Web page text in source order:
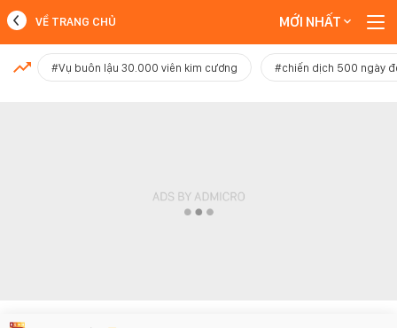
MỚI NHẤT
VỀ TRANG CHỦ MỚI NHẤT
#Vụ buôn lậu 30.000 viên kim cương #chiến dịch 500 ngày